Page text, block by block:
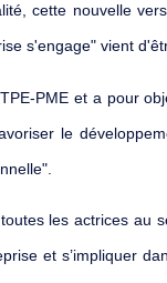
cette nouvelle
s'engage" vient
PME et a pour
le
les actrices au
et s’impliquer